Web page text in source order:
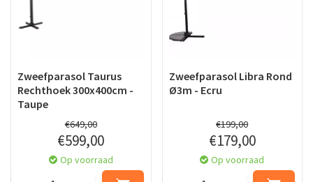
Zweefparasol Taurus
Rechthoek 300x400cm -
Taupe
€649,00
€599,00
Op voorraad
Zweefparasol Libra Rond
Ø3m - Ecru
€199,00
€179,00
Op voorraad